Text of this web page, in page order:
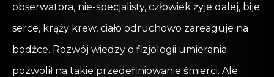
obserwatora, nie-specjalisty, człowiek żyje dalej, bije
serce, krąży krew, ciało odruchowo zareaguje na
bodźce. Rozwój wiedzy o fizjologii umierania
pozwolił na takie przedefiniowanie śmierci. Ale